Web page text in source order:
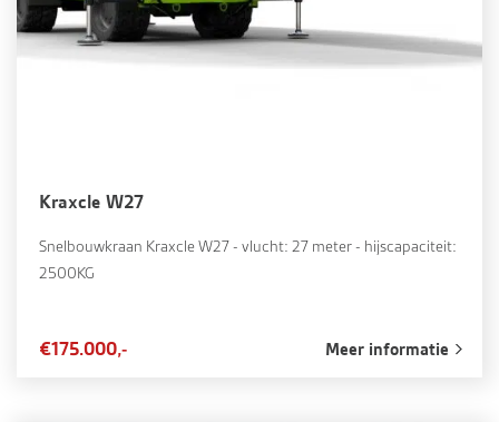
Kraxcle W27
Snelbouwkraan Kraxcle W27 - vlucht: 27 meter - hijscapaciteit:
2500KG
€175.000,- Meer informatie